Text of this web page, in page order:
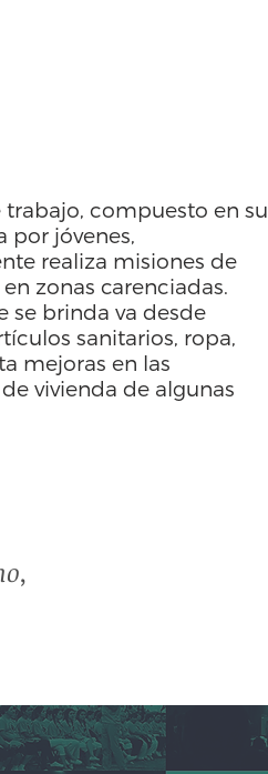
trabajo, compuesto en su
por jóvenes,
realiza misiones de
zonas carenciadas.
se brinda va desde
sanitarios, ropa,
mejoras en las
vivienda de algunas